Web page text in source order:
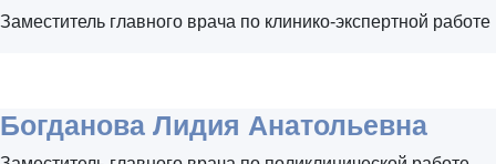
Заместитель главного врача по клинико-экспертной работе
Богданова Лидия Анатольевна